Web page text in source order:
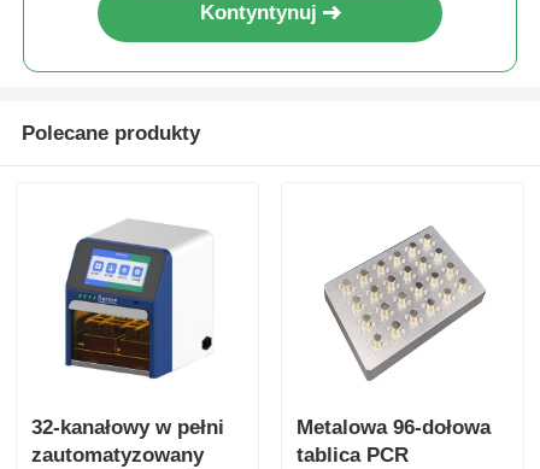
Kontyntynuj
Polecane produkty
32-kanałowy w pełni
zautomatyzowany
Metalowa 96-dołowa
tablica PCR